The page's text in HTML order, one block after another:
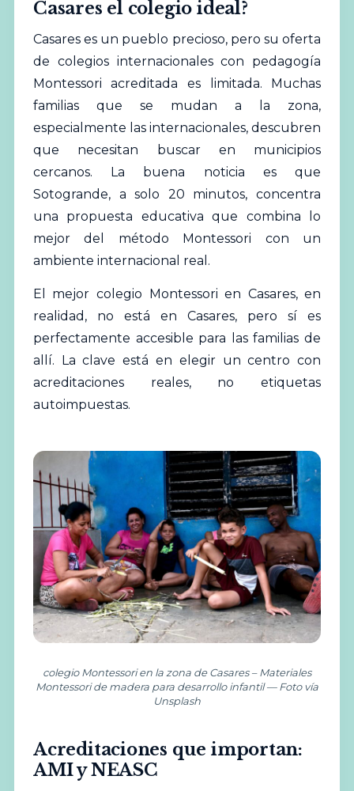
Casares el colegio ideal?
Casares es un pueblo precioso, pero su oferta
de colegios internacionales con pedagogía
Montessori acreditada es limitada. Muchas
familias que se mudan a la zona,
especialmente las internacionales, descubren
que necesitan buscar en municipios
cercanos. La buena noticia es que
Sotogrande, a solo 20 minutos, concentra
una propuesta educativa que combina lo
mejor del método Montessori con un
ambiente internacional real.
El mejor colegio Montessori en Casares, en
realidad, no está en Casares, pero sí es
perfectamente accesible para las familias de
allí. La clave está en elegir un centro con
acreditaciones reales, no etiquetas
autoimpuestas.
colegio Montessori en la zona de Casares – Materiales
Montessori de madera para desarrollo infantil — Foto vía
Unsplash
Acreditaciones que importan:
AMI y NEASC